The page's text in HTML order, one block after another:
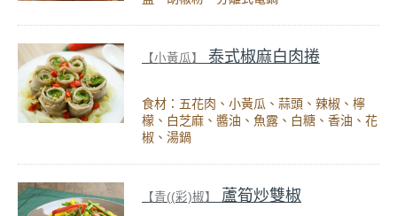
【小黃瓜】 泰式椒麻白肉捲
食材：五花肉、小黃瓜、蒜頭、辣椒、檸
檬、白芝麻、醬油、魚露、白糖、香油、花
椒、湯鍋
【青((彩)椒】 蘆筍炒雙椒